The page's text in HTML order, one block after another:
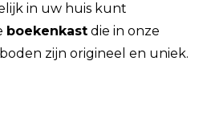
in uw huis kunt
boekenkast die in onze
zijn origineel en uniek.